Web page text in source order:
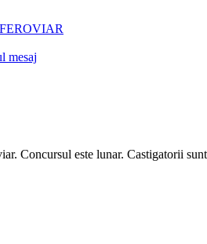
Concursul este lunar. Castigatorii